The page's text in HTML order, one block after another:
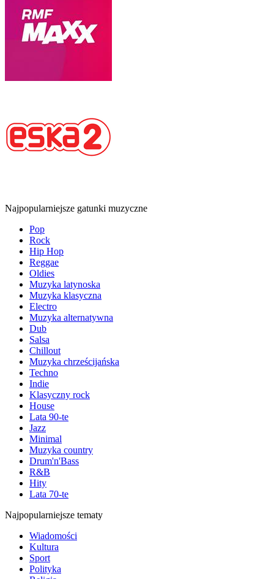
Najpopularniejsze gatunki muzyczne
Pop
Rock
Hip Hop
Reggae
Oldies
Muzyka latynoska
Muzyka klasyczna
Electro
Muzyka alternatywna
Dub
Salsa
Chillout
Muzyka chrześcijańska
Techno
Indie
Klasyczny rock
House
Lata 90-te
Jazz
Minimal
Muzyka country
Drum'n'Bass
R&B
Hity
Lata 70-te
Najpopularniejsze tematy
Wiadomości
Kultura
Sport
Polityka